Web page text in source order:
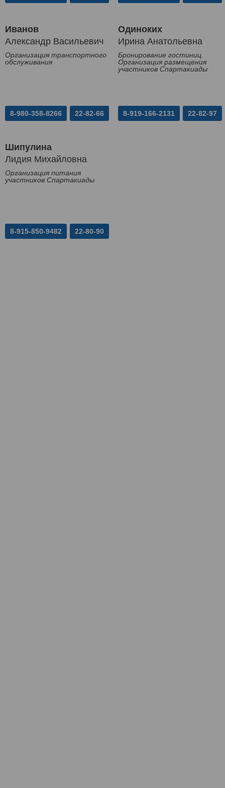
Иванов
Александр Васильевич
Организация транспортного
обслуживания
8-980-358-8266 22-82-66
Одиноких
Ирина Анатольевна
Бронирование гостиниц.
Организация размещения
участников Спартакиады
8-919-166-2131 22-82-97
Шипулина
Лидия Михайловна
Организация питания
участников Спартакиады
8-915-850-9482 22-80-90